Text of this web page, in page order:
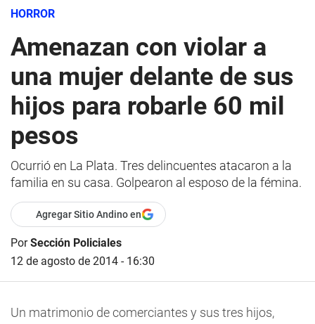
HORROR
Amenazan con violar a
una mujer delante de sus
hijos para robarle 60 mil
pesos
Ocurrió en La Plata. Tres delincuentes atacaron a la
familia en su casa. Golpearon al esposo de la fémina.
Agregar Sitio Andino en
PorSección Policiales
12 de agosto de 2014 - 16:30
Un matrimonio de comerciantes y sus tres hijos,